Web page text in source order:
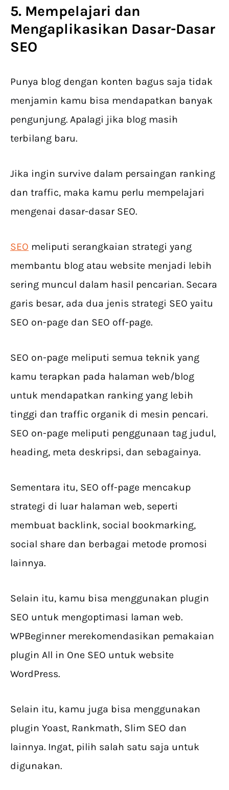
5. Mempelajari dan
Mengaplikasikan Dasar-Dasar
SEO
Punya blog dengan konten bagus saja tidak
menjamin kamu bisa mendapatkan banyak
pengunjung. Apalagi jika blog masih
terbilang baru.
Jika ingin survive dalam persaingan ranking
dan traffic, maka kamu perlu mempelajari
mengenai dasar-dasar SEO.
SEO meliputi serangkaian strategi yang
membantu blog atau website menjadi lebih
sering muncul dalam hasil pencarian. Secara
garis besar, ada dua jenis strategi SEO yaitu
SEO on-page dan SEO off-page.
SEO on-page meliputi semua teknik yang
kamu terapkan pada halaman web/blog
untuk mendapatkan ranking yang lebih
tinggi dan traffic organik di mesin pencari.
SEO on-page meliputi penggunaan tag judul,
heading, meta deskripsi, dan sebagainya.
Sementara itu, SEO off-page mencakup
strategi di luar halaman web, seperti
membuat backlink, social bookmarking,
social share dan berbagai metode promosi
lainnya.
Selain itu, kamu bisa menggunakan plugin
SEO untuk mengoptimasi laman web.
WPBeginner merekomendasikan pemakaian
plugin All in One SEO untuk website
WordPress.
Selain itu, kamu juga bisa menggunakan
plugin Yoast, Rankmath, Slim SEO dan
lainnya. Ingat, pilih salah satu saja untuk
digunakan.